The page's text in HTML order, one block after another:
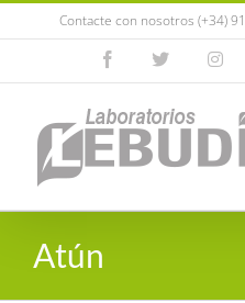
al
Contacte con nosotros (+34)
Facebook
X
Atún